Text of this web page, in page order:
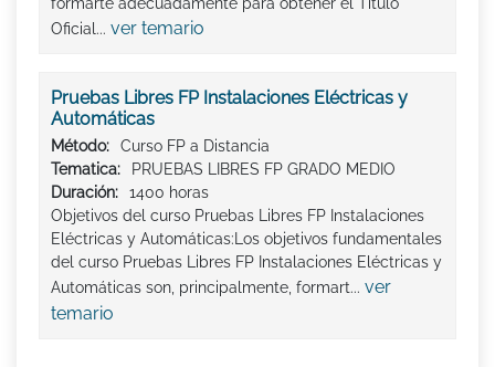
formarte adecuadamente para obtener el Titulo
Oficial... ver temario
Pruebas Libres FP Instalaciones Eléctricas y
Automáticas
Método:
Curso FP a Distancia
Tematica:
PRUEBAS LIBRES FP GRADO MEDIO
Duración:
1400 horas
Objetivos del curso Pruebas Libres FP Instalaciones
Eléctricas y Automáticas:Los objetivos fundamentales
del curso Pruebas Libres FP Instalaciones Eléctricas y
Automáticas son, principalmente, formart... ver
temario